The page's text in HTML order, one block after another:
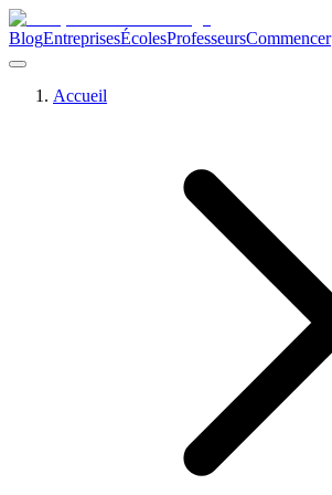
BlogEntreprisesÉcolesProfesseursCommencer
Accueil